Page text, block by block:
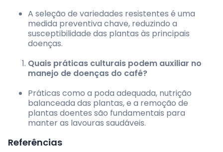
A seleção de variedades resistentes é uma
medida preventiva chave, reduzindo a
susceptibilidade das plantas às principais
doenças.
Quais práticas culturais podem auxiliar no
manejo de doenças do café?
Práticas como a poda adequada, nutrição
balanceada das plantas, e a remoção de
plantas doentes são fundamentais para
manter as lavouras saudáveis.
Referências